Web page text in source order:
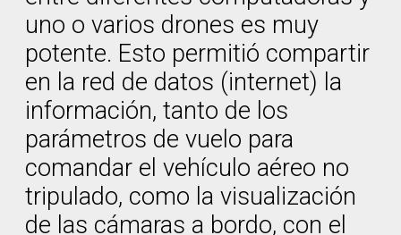
uno o varios drones es muy
potente. Esto permitió compartir
en la red de datos (internet) la
información, tanto de los
parámetros de vuelo para
comandar el vehículo aéreo no
tripulado, como la visualización
de las cámaras a bordo, con el